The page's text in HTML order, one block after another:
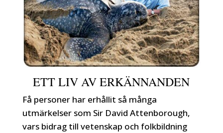
ETT LIV AV ERKÄNNANDEN
Få personer har erhållit så många
utmärkelser som Sir David Attenborough,
vars bidrag till vetenskap och folkbildning